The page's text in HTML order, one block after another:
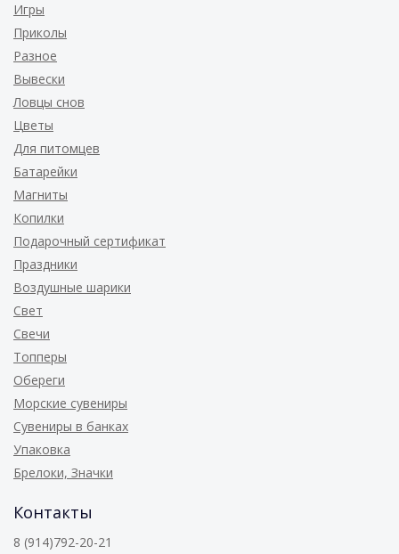
Игры
Приколы
Разное
Вывески
Ловцы снов
Цветы
Для питомцев
Батарейки
Магниты
Копилки
Подарочный сертификат
Праздники
Воздушные шарики
Свет
Свечи
Топперы
Обереги
Морские сувениры
Сувениры в банках
Упаковка
Брелоки, Значки
Контакты
8 (914)792-20-21